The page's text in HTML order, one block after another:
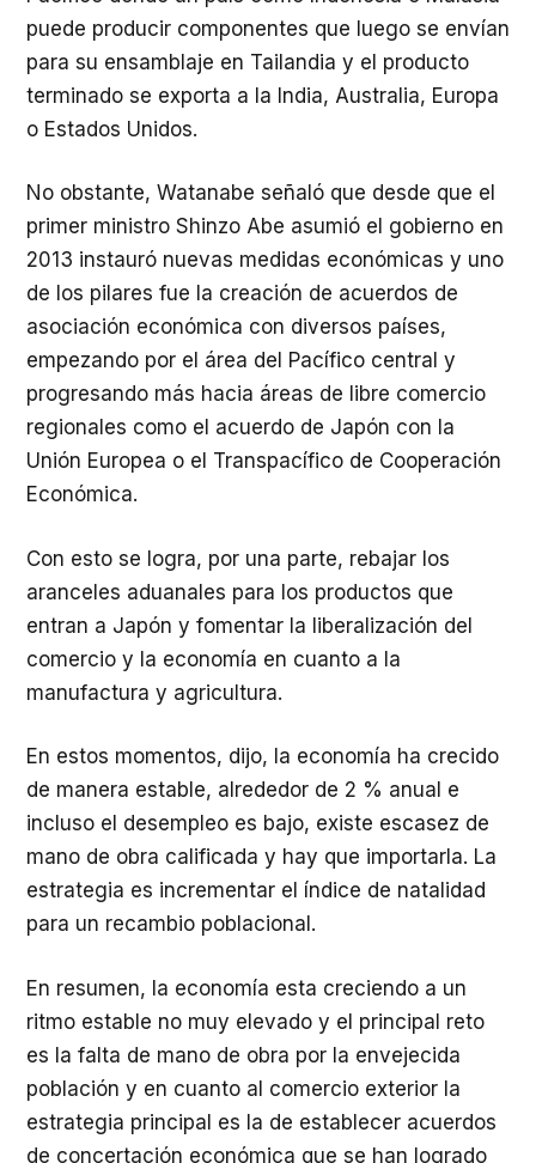
puede producir componentes que luego se envían
para su ensamblaje en Tailandia y el producto
terminado se exporta a la India, Australia, Europa
o Estados Unidos.
No obstante, Watanabe señaló que desde que el
primer ministro Shinzo Abe asumió el gobierno en
2013 instauró nuevas medidas económicas y uno
de los pilares fue la creación de acuerdos de
asociación económica con diversos países,
empezando por el área del Pacífico central y
progresando más hacia áreas de libre comercio
regionales como el acuerdo de Japón con la
Unión Europea o el Transpacífico de Cooperación
Económica.
Con esto se logra, por una parte, rebajar los
aranceles aduanales para los productos que
entran a Japón y fomentar la liberalización del
comercio y la economía en cuanto a la
manufactura y agricultura.
En estos momentos, dijo, la economía ha crecido
de manera estable, alrededor de 2 % anual e
incluso el desempleo es bajo, existe escasez de
mano de obra calificada y hay que importarla. La
estrategia es incrementar el índice de natalidad
para un recambio poblacional.
En resumen, la economía esta creciendo a un
ritmo estable no muy elevado y el principal reto
es la falta de mano de obra por la envejecida
población y en cuanto al comercio exterior la
estrategia principal es la de establecer acuerdos
de concertación económica que se han logrado